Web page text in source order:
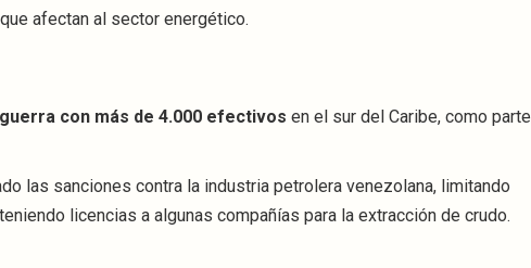
afectan al sector energético.
con más de 4.000 efectivos en el sur del Caribe, como parte
las sanciones contra la industria petrolera venezolana, limitando
licencias a algunas compañías para la extracción de crudo.